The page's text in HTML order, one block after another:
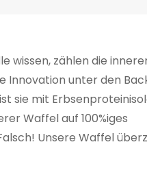
wissen, zählen die
Innovation unter den
sie mit
Waffel auf 100%iges
Unsere Waffel